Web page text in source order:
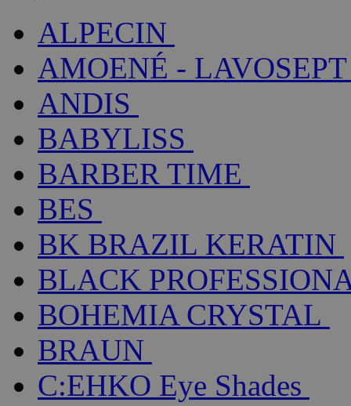
ALPECIN
AMOENÉ - LAVOSEPT
ANDIS
BABYLISS
BARBER TIME
BES
BK BRAZIL KERATIN
BLACK
BOHEMIA CRYSTAL
BRAUN
C:EHKO Eye Shades